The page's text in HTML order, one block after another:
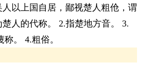
以上国自居，鄙视楚人粗伧，谓
人的代称。 2.指楚地方音。 3.
。 4.粗俗。